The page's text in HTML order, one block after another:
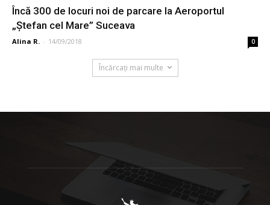
Încă 300 de locuri noi de parcare la Aeroportul
„Ştefan cel Mare” Suceava
Alina R. - 14/09/2018 0
Încărcați mai multe